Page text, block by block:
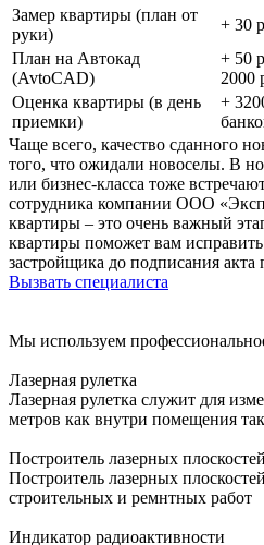
Замер квартиры (план от
руки)
+ 30
План на Автокад
(AvtoCAD)
+ 50
2000
Оценка квартиры (в день
приемки)
+
Чаще всего, качество сданного
того, что ожидали новоселы. В
или бизнес-класса тоже
сотрудника компании ООО
квартиры – это очень важный
квартиры поможет вам исправить
застройщика до подписания акта
Вызвать специалиста
Мы используем
Лазерная рулетка
Лазерная рулетка служит для
метров как внутри помещения
Построитель лазерных плоскостей
Построитель лазерных
строительных и ремнтных работ
Индикатор радиоактивности